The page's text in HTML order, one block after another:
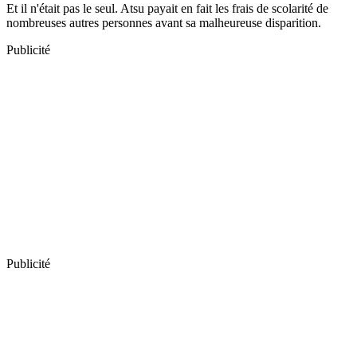
Et il n'était pas le seul. Atsu payait en fait les frais de scolarité de
nombreuses autres personnes avant sa malheureuse disparition.
Publicité
Publicité